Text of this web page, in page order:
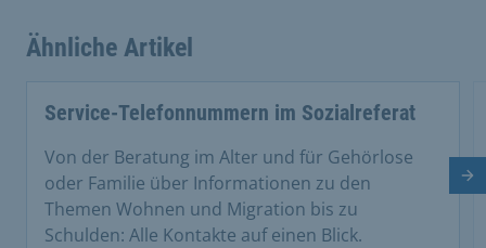
Ähnliche Artikel
Service-Telefonnummern im Sozialreferat
Von der Beratung im Alter und für Gehörlose
oder Familie über Informationen zu den
Themen Wohnen und Migration bis zu
Schulden: Alle Kontakte auf einen Blick.